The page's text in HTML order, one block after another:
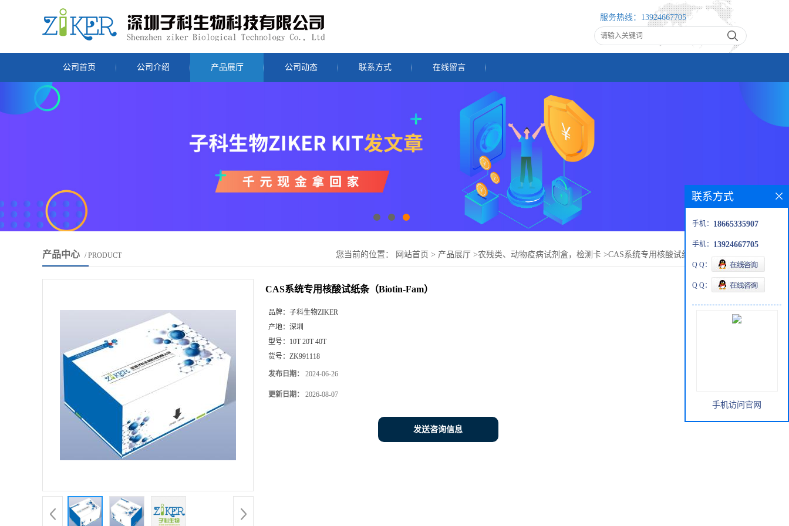
服务热线： 13924667705
公司首页 公司介绍 产品展厅 公司动态 联系方式 在线留言
产品中心 / PRODUCT 您当前的位置： 网站首页 > 产品展厅 >农残类、动物疫病试剂盒，检测卡 >CAS系统专用核酸试纸条（BIOTIN-
CAS系统专用核酸试纸条（Biotin-Fam）
品牌： 子科生物ZIKER
产地： 深圳
型号： 10T 20T 40T
货号： ZK991118
发布日期： 2024-06-26
更新日期： 2026-08-07
发送咨询信息
联系方式
手机： 18665335907
手机： 13924667705
Q Q：
Q Q：
手机访问官网